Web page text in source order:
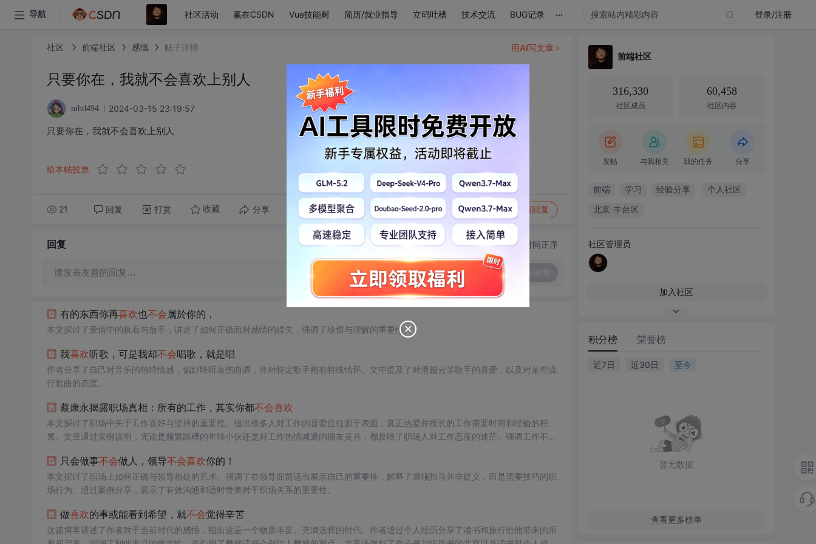
导航 社区活动 赢在CSDN Vue技能树 简历/就业指导 立码吐槽 技术交流 BUG记录 ... 登录/注册
社区 前端社区 感慨 帖子详情
只要你在，我就不会喜欢上别人
nihd494 2024-03-15 23:19:57
只要你在，我就不会喜欢上别人
给本帖投票
21 回复 打赏 收藏 分享 转发到动态 举报 写回复
用AI写文章
回复 切换为时间正序
请发表友善的回复…
有的东西你再喜欢也不会属於你的，
本文探讨了爱情中的执着与放手，讲述了如何正确面对感情的得失，强调了珍惜与理解的重要性。
我喜欢听歌，可是我却不会唱歌，就是唱
作者分享了自己对音乐的独特情感，偏好聆听哀伤曲调，并对特定歌手抱有特殊情怀。文中提及了对潘越云等歌手的喜爱，以及对某些流
行歌曲的态度。
蔡康永揭露职场真相：所有的工作，其实你都不会喜欢
本文探讨了职场中关于工作喜好与坚持的重要性。指出很多人对工作的喜爱往往源于表面，真正热爱并擅长的工作需要时间和经验的积
累。文章通过实例说明，无论是频繁跳槽的年轻小伙还是对工作热情减退的朋友吴月，都反映了职场人对工作态度的迷茫。强调工作不仅
只会做事不会做人，领导不会喜欢你的！
本文探讨了职场上如何正确与领导相处的艺术。强调了在领导面前适当展示自己的重要性，解释了溜须拍马并非贬义，而是需要技巧的职
场行为。通过案例分享，展示了有效沟通和适时赞美对于职场关系的重要性。
做喜欢的事或能看到希望，就不会觉得辛苦
这篇博客讲述了作者对于当前时代的感悟，指出这是一个物质丰富、充满选择的时代。作者通过个人经历分享了读书和旅行给他带来的乐
前端社区
316,330
社区成员
60,458
社区内容
发帖 与我相关 我的任务 分享
前端 学习 经验分享 个人社区
北京·丰台区
社区管理员
加入社区
积分榜 荣誉榜
近7日 近30日 至今
暂无数据
查看更多榜单